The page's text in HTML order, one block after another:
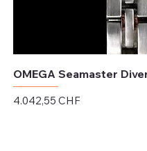
OMEGA Seamaster
Preis
4.042,55 CHF